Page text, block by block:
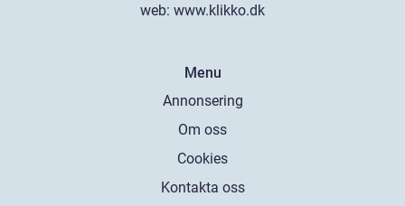
web: www.klikko.dk
Menu
Annonsering
Om oss
Cookies
Kontakta oss